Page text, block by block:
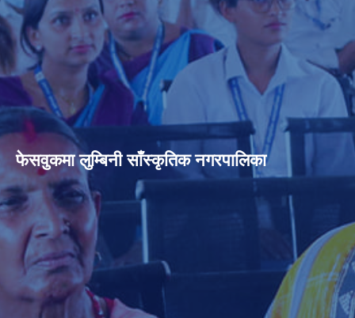
फेसवुकमा लुम्बिनी साँस्कृतिक नगरपालिका